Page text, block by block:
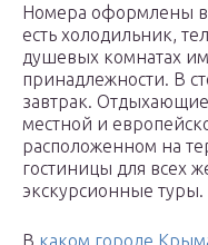
Номера оформлены в
есть холодильник,
душевых комнатах
принадлежности. В
завтрак.
местной и
расположенном на
гостиницы для всех
экскурсионные туры.
В каком городе